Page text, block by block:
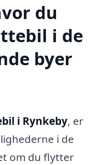
du
i de
byer
i Rynkeby, er
i de
om du flytter